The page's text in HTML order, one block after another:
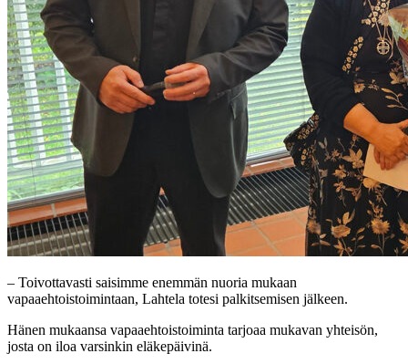
– Toivottavasti saisimme enemmän nuoria mukaan
vapaaehtoistoimintaan, Lahtela totesi palkitsemisen jälkeen.
Hänen mukaansa vapaaehtoistoiminta tarjoaa mukavan yhteisön,
josta on iloa varsinkin eläkepäivinä.